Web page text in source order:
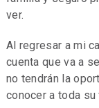
ver.
Al regresar a mi
cuenta que va a
no tendrán la
conocer a toda su